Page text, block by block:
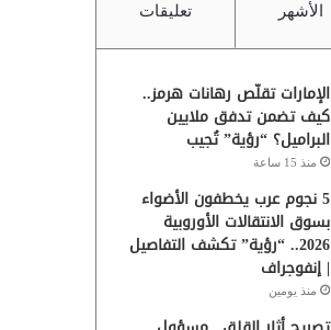
الأشهر تعليقات
الإمارات تقلّص رهانات هرمز..
كيف تضمن تدفق ملايين
البراميل؟ “رؤية” تُجيب
منذ 15 ساعة
5 نجوم عرب يخطفون الأضواء
بسوق الانتقالات الأوروبية
2026.. “رؤية” تكشف التفاصيل
| إنفوجراف
منذ يومين